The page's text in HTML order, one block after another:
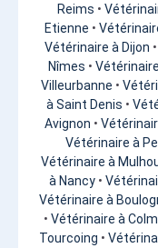
Reims •
Etienne •
Vétérinaire à Dijon •
Nîmes •
Villeurbanne •
à Saint Denis •
Avignon •
Vétérinaire à
Vétérinaire à
à Nancy •
Vétérinaire à
• Vétérinaire à
Tourcoing •